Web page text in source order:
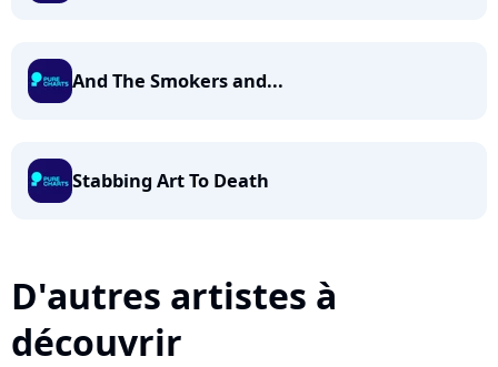
And The Smokers and...
Stabbing Art To Death
D'autres artistes à
découvrir